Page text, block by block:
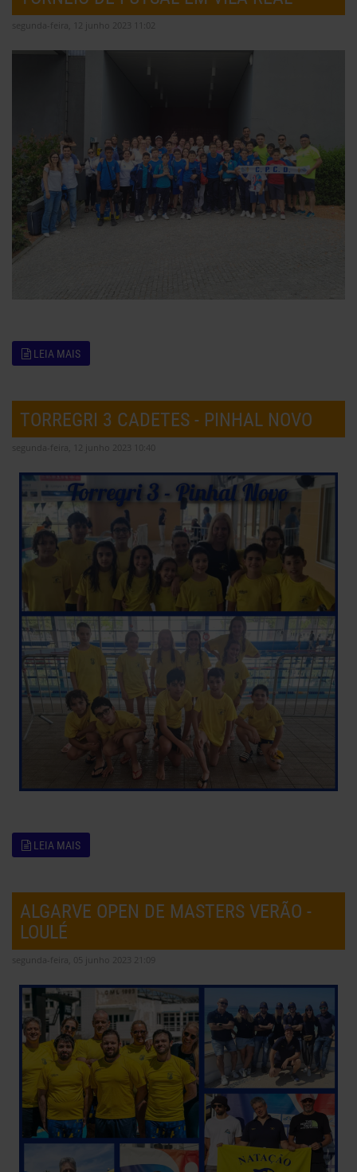
segunda-feira, 12 junho 2023 11:02
LEIA MAIS
TORREGRI 3 CADETES - PINHAL NOVO
segunda-feira, 12 junho 2023 10:40
LEIA MAIS
ALGARVE OPEN DE MASTERS VERÃO -
LOULÉ
segunda-feira, 05 junho 2023 21:09